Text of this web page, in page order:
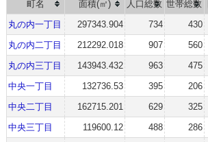
町名 面積(㎡) 人口総数 世帯総数
丸の内一丁目
297343.904 734 430
丸の内二丁目
212292.018 907 560
丸の内三丁目
143943.432 963 475
中央一丁目
132736.53 395 206
中央二丁目
162715.201 629 325
中央三丁目
119600.12 488 286